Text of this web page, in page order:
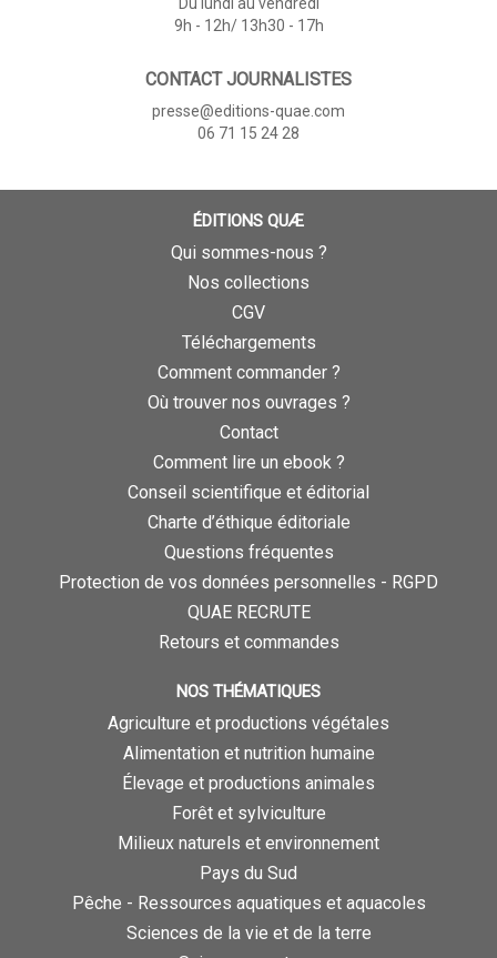
9h - 12h/ 13h30 - 17h
CONTACT JOURNALISTES
presse@editions-quae.com
06 71 15 24 28
ÉDITIONS QUÆ
Qui sommes-nous ?
Nos collections
CGV
Téléchargements
Comment commander ?
Où trouver nos ouvrages ?
Contact
Comment lire un ebook ?
Conseil scientifique et éditorial
Charte d’éthique éditoriale
Questions fréquentes
Protection de vos données personnelles - RGPD
QUAE RECRUTE
Retours et commandes
NOS THÉMATIQUES
Agriculture et productions végétales
Alimentation et nutrition humaine
Élevage et productions animales
Forêt et sylviculture
Milieux naturels et environnement
Pays du Sud
Pêche - Ressources aquatiques et aquacoles
Sciences de la vie et de la terre